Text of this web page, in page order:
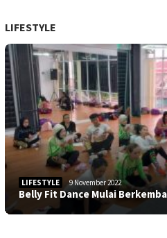
LIFESTYLE
LIFESTYLE 9 November 2022
Belly Fit Dance Mulai